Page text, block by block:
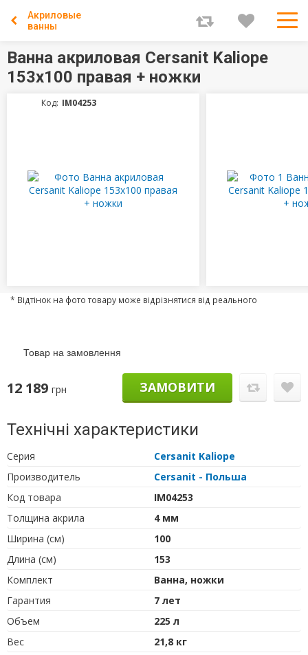
Акриловые
ванны
Ванна акриловая Cersanit Kaliope
153x100 правая + ножки
Код: IM04253
* Відтінок на фото товару може відрізнятися від реального
Товар на замовлення
12 189 грн ЗАМОВИТИ
Технічні характеристики
Серия
Cersanit Kaliope
Производитель
Cersanit - Польша
Код товара
IM04253
Толщина акрила
4 мм
Ширина (см)
100
Длина (см)
153
Комплект
Ванна, ножки
Гарантия
7 лет
Объем
225 л
Вес
21,8 кг